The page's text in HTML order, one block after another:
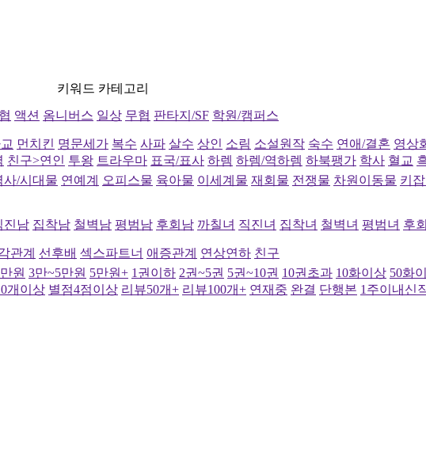
키워드 카테고리
액션 옴니버스 일상 무협 판타지/SF 학원/캠퍼스
먼치킨 명문세가 복수 사파 살수 상인 소림 소설원작 숙수 연애/결혼 영상
친구>연인 투왕 트라우마 표국/표사 하렘 하렘/역하렘 하북팽가 학사 혈교
사/시대물 연예계 오피스물 육아물 이세계물 재회물 전쟁물 차원이동물 키
진남 집착남 철벽남 평범남 후회남 까칠녀 직진녀 집착녀 철벽녀 평범녀 후
관계 선후배 섹스파트너 애증관계 연상연하 친구
원 3만~5만원 5만원+ 1권이하 2권~5권 5권~10권 10권초과 10화이상 50화
개이상 별점4점이상 리뷰50개+ 리뷰100개+ 연재중 완결 단행본 1주이내신